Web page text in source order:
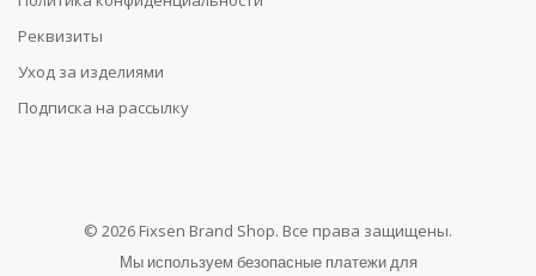
Реквизиты
Уход за изделиями
Подписка на рассылку
© 2026 Fixsen Brand Shop. Все права защищены.
Мы используем безопасные платежи для